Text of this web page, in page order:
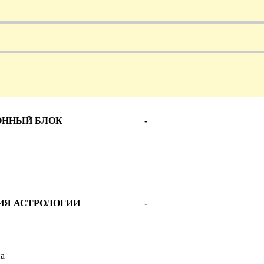
БЛОК
-
АСТРОЛОГИИ
-